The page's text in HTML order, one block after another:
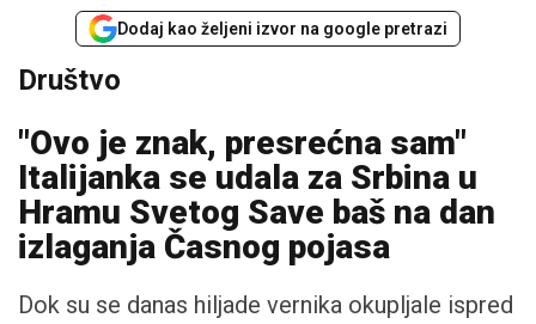
Dodaj kao željeni izvor na google pretrazi
Društvo
"Ovo je znak, presrećna sam"
Italijanka se udala za Srbina u
Hramu Svetog Save baš na dan
izlaganja Časnog pojasa
Dok su se danas hiljade vernika okupljale ispred